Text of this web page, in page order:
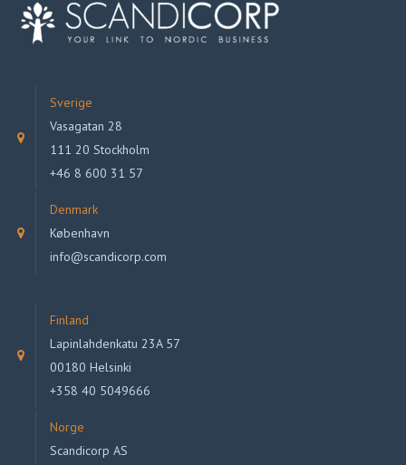
Sverige
Vasagatan 28
111 20 Stockholm
+46 8 600 31 57
Denmark
København
info@scandicorp.com
Finland
Lapinlahdenkatu 23A 57
00180 Helsinki
+358 40 5049666
Norge
Scandicorp AS